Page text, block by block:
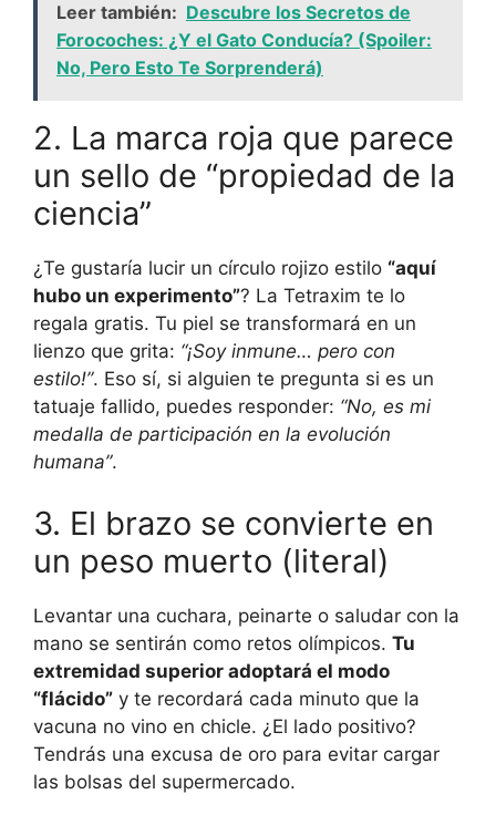
Leer también: Descubre los Secretos de
Forocoches: ¿Y el Gato Conducía? (Spoiler:
No, Pero Esto Te Sorprenderá)
2. La marca roja que parece
un sello de “propiedad de la
ciencia”
¿Te gustaría lucir un círculo rojizo estilo “aquí
hubo un experimento”? La Tetraxim te lo
regala gratis. Tu piel se transformará en un
lienzo que grita: “¡Soy inmune… pero con
estilo!”. Eso sí, si alguien te pregunta si es un
tatuaje fallido, puedes responder: “No, es mi
medalla de participación en la evolución
humana”.
3. El brazo se convierte en
un peso muerto (literal)
Levantar una cuchara, peinarte o saludar con la
mano se sentirán como retos olímpicos. Tu
extremidad superior adoptará el modo
“flácido” y te recordará cada minuto que la
vacuna no vino en chicle. ¿El lado positivo?
Tendrás una excusa de oro para evitar cargar
las bolsas del supermercado.